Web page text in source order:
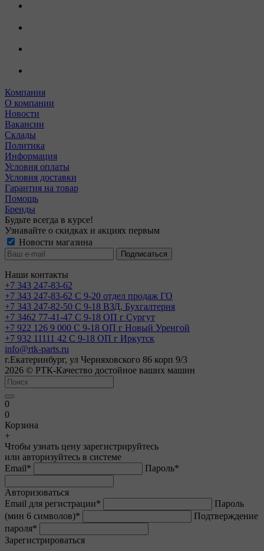
Компания
О компании
Новости
Вакансии
Склады
Политика
Информация
Условия оплаты
Условия доставки
Гарантия на товар
Помощь
Бренды
Будьте всегда в курсе!
Узнавайте о скидках и акциях первым
Новости магазина
Наши контакты
+7 343 247-83-62
+7 343 247-83-62 С 9-20 отдел продаж ГО
+7 343 247-82-50 С 9-18 ВЗД, Бухгалтерия
+7 3462 77-41-47 С 9-18 ОП г Сургут
+7 922 126 9 000 С 9-18 ОП г Новый Уренгой
+7 932 11111 42 С 9-18 ОП г Иркутск
info@rtk-parts.ru
г.Екатеринбург, ул Черняховского 86 корп 9/3
2026 © РТК-Качество достойное ваших машин
0
0
Корзина
+
Чтобы узнать цену зарегистрируйтесь
или авторизуйтесь в системе
Email* Пароль*
Авторизоваться
Email для регистрации*
Пароль
(мин 6 символов)*
Подтверждение
пароля*
Зарегистрироваться